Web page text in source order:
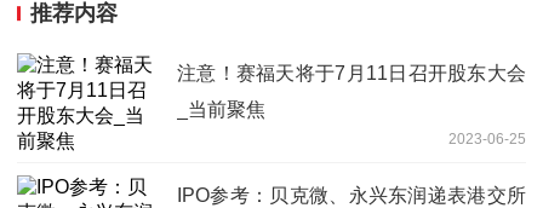
推荐内容
注意！赛福天将于7月11日召开股东大会
_当前聚焦
2023-06-25
IPO参考：贝克微、永兴东润递表港交所